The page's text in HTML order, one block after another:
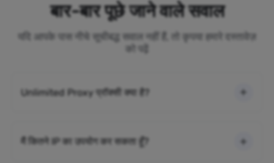
बार-बार पूछे जाने वाले सवाल
यदि आपके पास नीचे सूचीबद्ध सवाल नहीं हैं, तो कृपया हमारे दस्तावेज़
को पढ़ें
Unlimited Proxy प्रॉक्सी क्या है?
मैं कितने IP का उपयोग कर सकता हूँ?